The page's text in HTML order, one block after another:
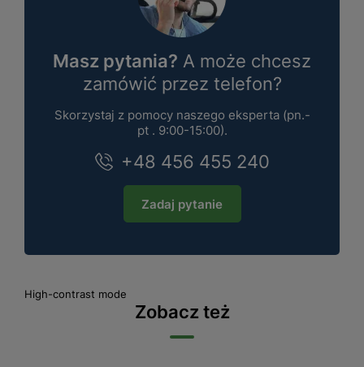
Masz pytania? A może chcesz
zamówić przez telefon?
Skorzystaj z pomocy naszego eksperta (pn.-
pt . 9:00-15:00).
+48 456 455 240
Zadaj pytanie
High-contrast mode
Zobacz też